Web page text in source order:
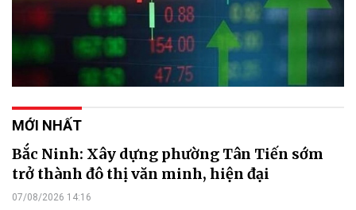
MỚI NHẤT
Bắc Ninh: Xây dựng phường Tân Tiến sớm
trở thành đô thị văn minh, hiện đại
07/08/2026 14:16